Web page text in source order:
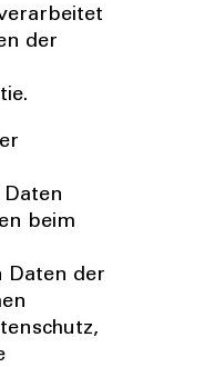
der
beim
Daten der